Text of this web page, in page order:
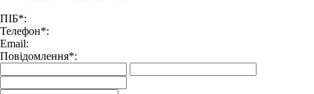
ПІБ*:
Телефон*:
Email:
Повідомлення*: